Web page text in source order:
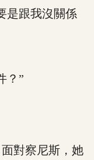
跟我沒關係
？”
對察尼斯，她